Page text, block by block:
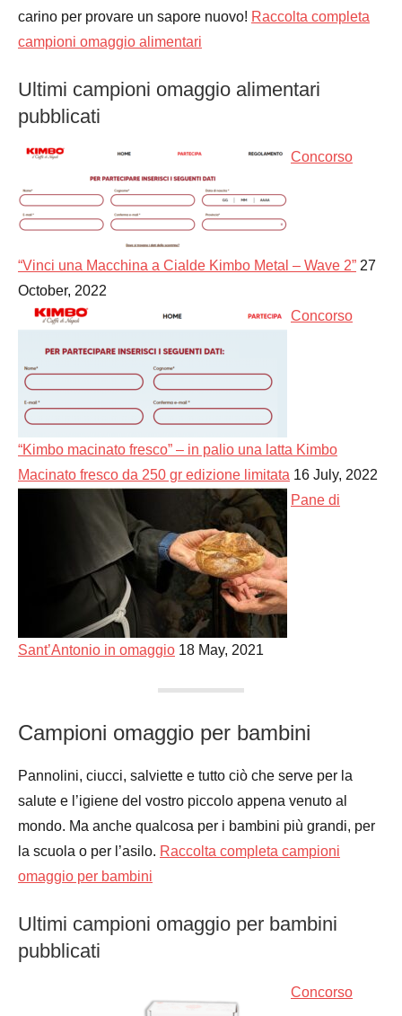
carino per provare un sapore nuovo! Raccolta completa
campioni omaggio alimentari
Ultimi campioni omaggio alimentari
pubblicati
Concorso
“Vinci una Macchina a Cialde Kimbo Metal – Wave 2” 27
October, 2022
Concorso
“Kimbo macinato fresco” – in palio una latta Kimbo
Macinato fresco da 250 gr edizione limitata 16 July, 2022
Pane di
Sant’Antonio in omaggio 18 May, 2021
Campioni omaggio per bambini
Pannolini, ciucci, salviette e tutto ciò che serve per la
salute e l’igiene del vostro piccolo appena venuto al
mondo. Ma anche qualcosa per i bambini più grandi, per
la scuola o per l’asilo. Raccolta completa campioni
omaggio per bambini
Ultimi campioni omaggio per bambini
pubblicati
Concorso